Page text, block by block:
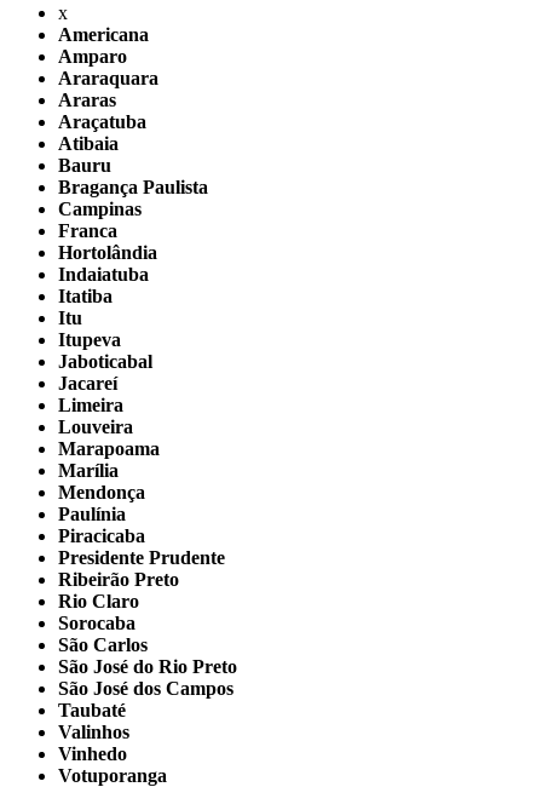
x
Americana
Amparo
Araraquara
Araras
Araçatuba
Atibaia
Bauru
Bragança Paulista
Campinas
Franca
Hortolândia
Indaiatuba
Itatiba
Itu
Itupeva
Jaboticabal
Jacareí
Limeira
Louveira
Marapoama
Marília
Mendonça
Paulínia
Piracicaba
Presidente Prudente
Ribeirão Preto
Rio Claro
Sorocaba
São Carlos
São José do Rio Preto
São José dos Campos
Taubaté
Valinhos
Vinhedo
Votuporanga